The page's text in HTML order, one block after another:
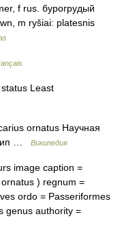
f rus. бурогрудый
m ryšiai: platesnis
Least
ornatus Научная
…
Википедия
image caption =
) regnum =
ordo = Passeriformes
genus authority =